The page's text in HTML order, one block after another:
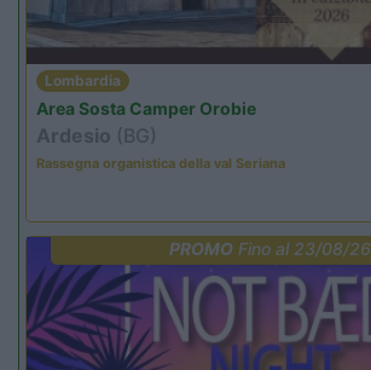
Lombardia
Area Sosta Camper Orobie
Ardesio (BG)
Rassegna organistica della val Seriana
PROMO Fino al 23/08/26